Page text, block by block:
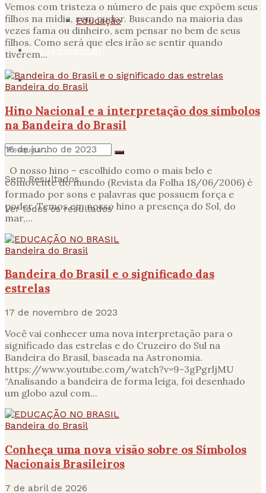
Educação
Jesus Essencial
Educação
Stela Vecchi
Sem Resultados
Ver todos os resultados
Vemos com tristeza o número de pais que expõem seus
filhos na mídia, sem pudor. Buscando na maioria das
vezes fama ou dinheiro, sem pensar no bem de seus
filhos. Como será que eles irão se sentir quando
tiverem...
Bandeira do Brasil
Hino Nacional e a interpretação dos símbolos
na Bandeira do Brasil
16 de junho de 2023
O nosso hino – escolhido como o mais belo e
comovente do mundo (Revista da Folha 18/06/2006) é
formado por sons e palavras que possuem força e
poder. Temos em nosso hino a presença do Sol, do
mar,...
Bandeira do Brasil
Bandeira do Brasil e o significado das
estrelas
17 de novembro de 2023
Você vai conhecer uma nova interpretação para o
significado das estrelas e do Cruzeiro do Sul na
Bandeira do Brasil, baseada na Astronomia.
https://www.youtube.com/watch?v=9-3gPgrljMU
“Analisando a bandeira de forma leiga, foi desenhado
um globo azul com...
Bandeira do Brasil
Conheça uma nova visão sobre os Símbolos
Nacionais Brasileiros
7 de abril de 2026